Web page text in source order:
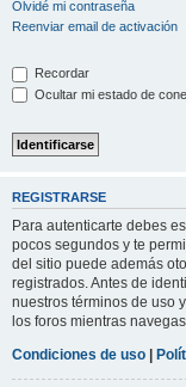
Olvidé mi contraseña
Reenviar email de activación
Recordar
Ocultar mi estado de
REGISTRARSE
Para autenticarte debes
pocos segundos y te
del sitio puede además
registrados. Antes de
nuestros términos de uso
los foros mientras
Condiciones de uso |